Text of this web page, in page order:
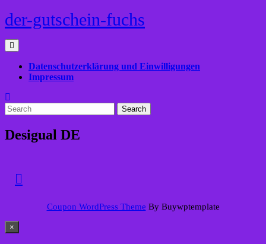
Skip
to
der-gutschein-fuchs
Menu
Datenschutzerklärung und Einwilligungen
Impressum
Menu
Search
for:
Desigual DE
Top
Coupon WordPress Theme By Buywptemplate
×